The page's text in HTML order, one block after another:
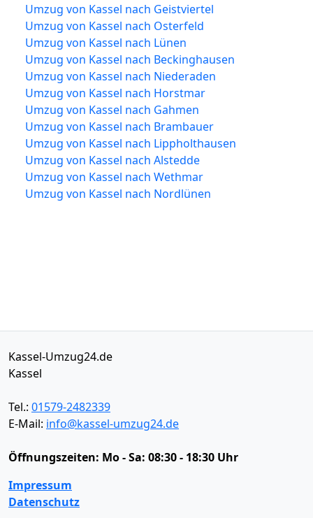
Umzug von Kassel nach Geistviertel
Umzug von Kassel nach Osterfeld
Umzug von Kassel nach Lünen
Umzug von Kassel nach Beckinghausen
Umzug von Kassel nach Niederaden
Umzug von Kassel nach Horstmar
Umzug von Kassel nach Gahmen
Umzug von Kassel nach Brambauer
Umzug von Kassel nach Lippholthausen
Umzug von Kassel nach Alstedde
Umzug von Kassel nach Wethmar
Umzug von Kassel nach Nordlünen
Kassel-Umzug24.de
Kassel
Tel.: 01579-2482339
E-Mail: info@kassel-umzug24.de
Öffnungszeiten: Mo - Sa: 08:30 - 18:30 Uhr
Impressum
Datenschutz